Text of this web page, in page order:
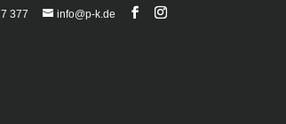
377 info@p-k.de